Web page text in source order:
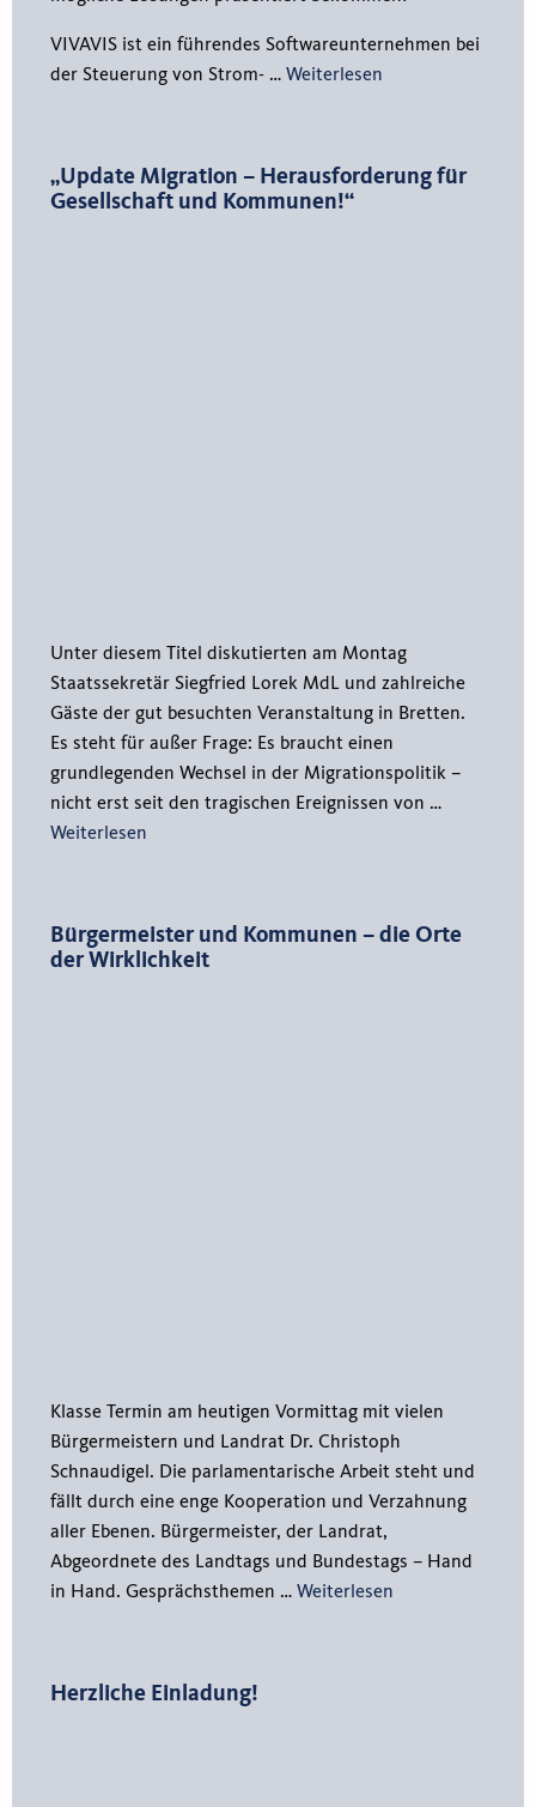
VIVAVIS ist ein führendes Softwareunternehmen bei
der Steuerung von Strom- … Weiterlesen
„Update Migration – Herausforderung für
Gesellschaft und Kommunen!“
Unter diesem Titel diskutierten am Montag
Staatssekretär Siegfried Lorek MdL und zahlreiche
Gäste der gut besuchten Veranstaltung in Bretten.
Es steht für außer Frage: Es braucht einen
grundlegenden Wechsel in der Migrationspolitik –
nicht erst seit den tragischen Ereignissen von …
Weiterlesen
Bürgermeister und Kommunen – die Orte
der Wirklichkeit
Klasse Termin am heutigen Vormittag mit vielen
Bürgermeistern und Landrat Dr. Christoph
Schnaudigel. Die parlamentarische Arbeit steht und
fällt durch eine enge Kooperation und Verzahnung
aller Ebenen. Bürgermeister, der Landrat,
Abgeordnete des Landtags und Bundestags – Hand
in Hand. Gesprächsthemen … Weiterlesen
Herzliche Einladung!